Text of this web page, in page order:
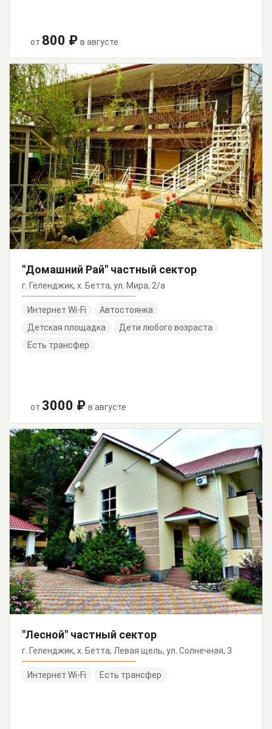
от 800 ₽ в августе
"Домашний Рай" частный сектор
г. Геленджик, х. Бетта, ул. Мира, 2/а
Интернет Wi-Fi
Автостоянка
Детская площадка
Дети любого возраста
Есть трансфер
от 3000 ₽ в августе
"Лесной" частный сектор
г. Геленджик, х. Бетта, Левая щель, ул. Солнечная, 3
Интернет Wi-Fi Есть трансфер